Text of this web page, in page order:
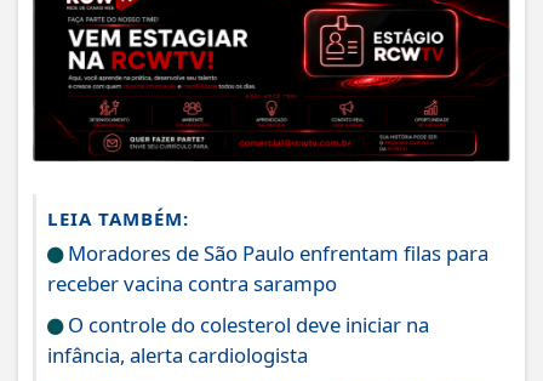
LEIA TAMBÉM:
Moradores de São Paulo enfrentam filas para
receber vacina contra sarampo
O controle do colesterol deve iniciar na
infância, alerta cardiologista